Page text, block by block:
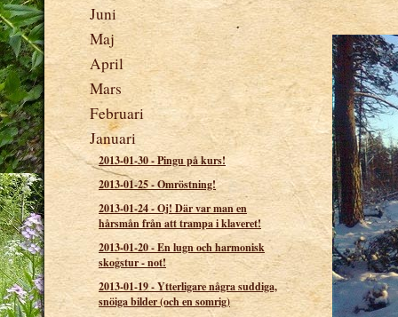
Juni
Maj
April
Mars
Februari
Januari
2013-01-30-Pingu på kurs!
2013-01-25-Omröstning!
2013-01-24-Oj! Där var man en
hårsmån från att trampa i klaveret!
2013-01-20-En lugn och harmonisk
skogstur - not!
2013-01-19-Ytterligare några suddiga,
snöiga bilder (och en somrig)